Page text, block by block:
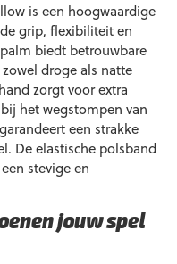
is een hoogwaardige
grip, flexibiliteit en
biedt betrouwbare
droge als natte
zorgt voor extra
het wegstompen van
een strakke
De elastische polsband
stevige en
jouw spel